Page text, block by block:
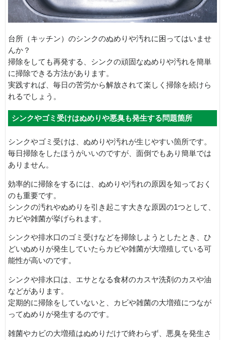
台所（キッチン）のシンクのぬめりや汚れに困ってはいませ
んか？
掃除をしても再発する、シンクの頑固なぬめりや汚れを簡単
に掃除できる方法があります。
実践すれば、毎日の苦労から解放されて楽しく掃除を続けら
れるでしょう。
シンクやゴミ受けはぬめりや悪臭も発生する問題箇所
シンクやゴミ受けは、ぬめりや汚れが生じやすい箇所です。
毎日掃除をしたほうがいいのですが、面倒でもあり簡単では
ありません。
効率的に掃除をするには、ぬめりや汚れの原因を知っておく
のも重要です。
シンクの汚れやぬめりを引き起こす大きな原因の1つとして、
カビや雑菌が挙げられます。
シンクや排水口のゴミ受けなどを掃除しようとしたとき、ひ
どいぬめりが発生していたらカビや雑菌が大増殖している可
能性が高いのです。
シンクや排水口は、エサとなる食材のカスヤ洗剤のカスや油
などがあります。
定期的に掃除をしていないと、カビや雑菌の大増殖につなが
ってぬめりが発生するのです。
雑菌やカビの大増殖はぬめりだけで終わらず、悪臭を発生さ